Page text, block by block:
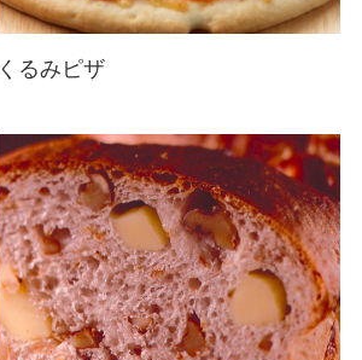
秘密の手抜きレシピ☆冷凍ピザにく
るみを散らすだけ～でも想像以上も
満足感！
くるみピザ